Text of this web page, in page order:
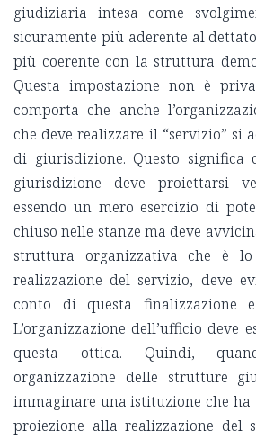
giudiziaria intesa come
sicuramente più aderente al
più coerente con la struttura
Questa impostazione non è
comporta che anche
che deve realizzare il “servizio” si
di giurisdizione. Questo significa
giurisdizione deve proiettarsi
essendo un mero esercizio di
chiuso nelle stanze ma deve
struttura organizzativa che è
realizzazione del servizio, deve
conto di questa finalizzazione
L’organizzazione dell’ufficio deve
questa ottica. Quindi,
organizzazione delle strutture
immaginare una istituzione che ha
proiezione alla realizzazione del